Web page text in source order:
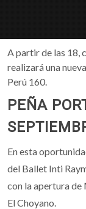
A partir de las 18,
realizará una
Perú 160.
PEÑA
En esta
del Ballet Inti
con la apertura
El Choyano.